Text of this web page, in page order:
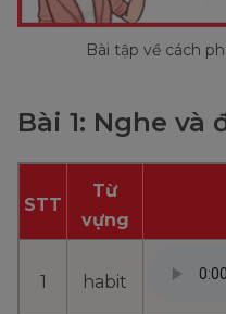
Bài tập về cách
Bài 1: Nghe và
STT
Từ
vựng
1 habit